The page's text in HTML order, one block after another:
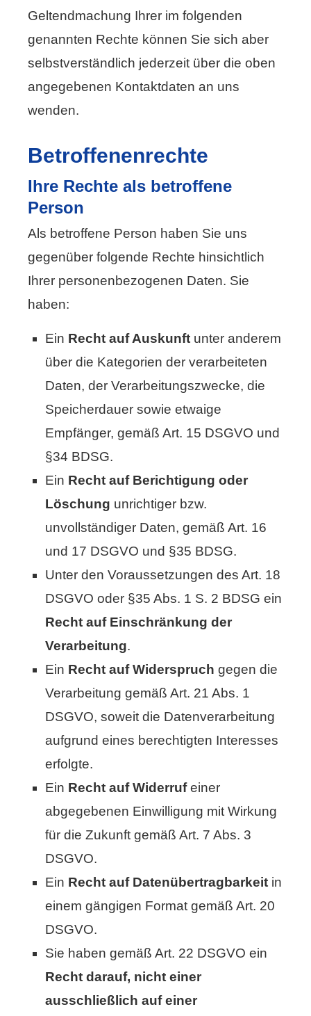
Geltendmachung Ihrer im folgenden
genannten Rechte können Sie sich aber
selbstverständlich jederzeit über die oben
angegebenen Kontaktdaten an uns
wenden.
Betroffenenrechte
Ihre Rechte als betroffene
Person
Als betroffene Person haben Sie uns
gegenüber folgende Rechte hinsichtlich
Ihrer personenbezogenen Daten. Sie
haben:
Ein Recht auf Auskunft unter anderem
über die Kategorien der verarbeiteten
Daten, der Verarbeitungszwecke, die
Speicherdauer sowie etwaige
Empfänger, gemäß Art. 15 DSGVO und
§34 BDSG.
Ein Recht auf Berichtigung oder
Löschung unrichtiger bzw.
unvollständiger Daten, gemäß Art. 16
und 17 DSGVO und §35 BDSG.
Unter den Voraussetzungen des Art. 18
DSGVO oder §35 Abs. 1 S. 2 BDSG ein
Recht auf Einschränkung der
Verarbeitung.
Ein Recht auf Widerspruch gegen die
Verarbeitung gemäß Art. 21 Abs. 1
DSGVO, soweit die Datenverarbeitung
aufgrund eines berechtigten Interesses
erfolgte.
Ein Recht auf Widerrufeiner
abgegebenen Einwilligung mit Wirkung
für die Zukunft gemäß Art. 7 Abs. 3
DSGVO.
Ein Recht auf Datenübertragbarkeit in
einem gängigen Format gemäß Art. 20
DSGVO.
Sie haben gemäß Art. 22 DSGVO ein
Recht darauf, nicht einer
ausschließlich auf einer